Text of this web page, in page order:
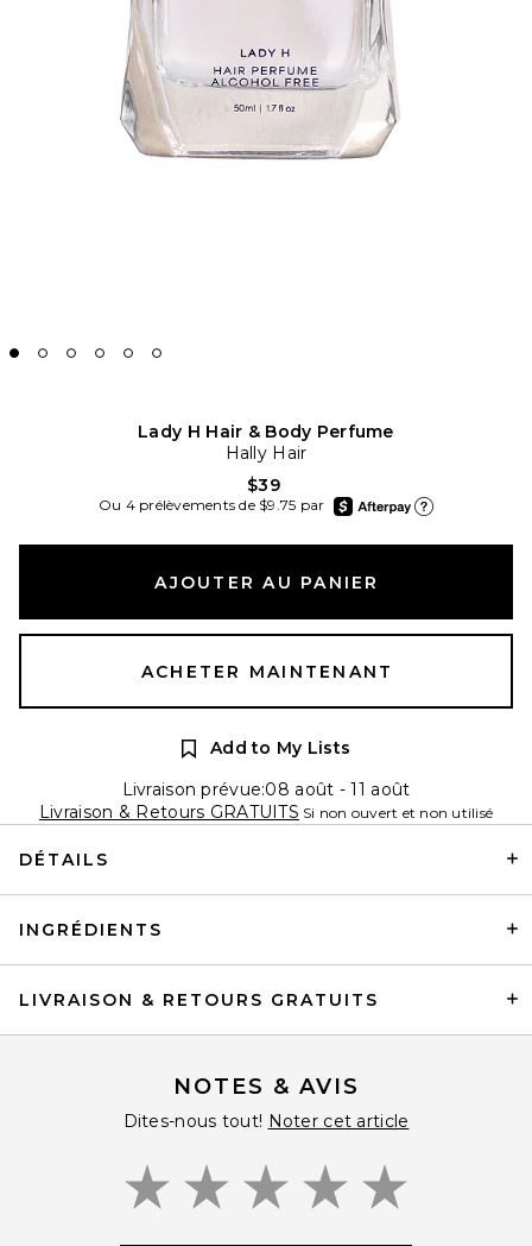
Lady H Hair & Body Perfume
Hally Hair
$39
Ou 4 prélèvements de $9.75 par
afterpay
AJOUTER AU PANIER
ACHETER MAINTENANT
Add to My Lists
Livraison prévue:08 août - 11 août
Livraison & Retours GRATUITS Si non ouvert et non utilisé
DÉTAILS
INGRÉDIENTS
LIVRAISON & RETOURS GRATUITS
NOTES & AVIS
Dites-nous tout! Noter cet article